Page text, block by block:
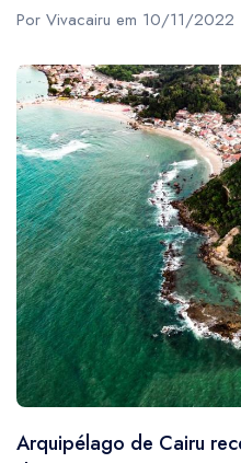
Por Vivacairu em 10/11/2022
Arquipélago de Cairu